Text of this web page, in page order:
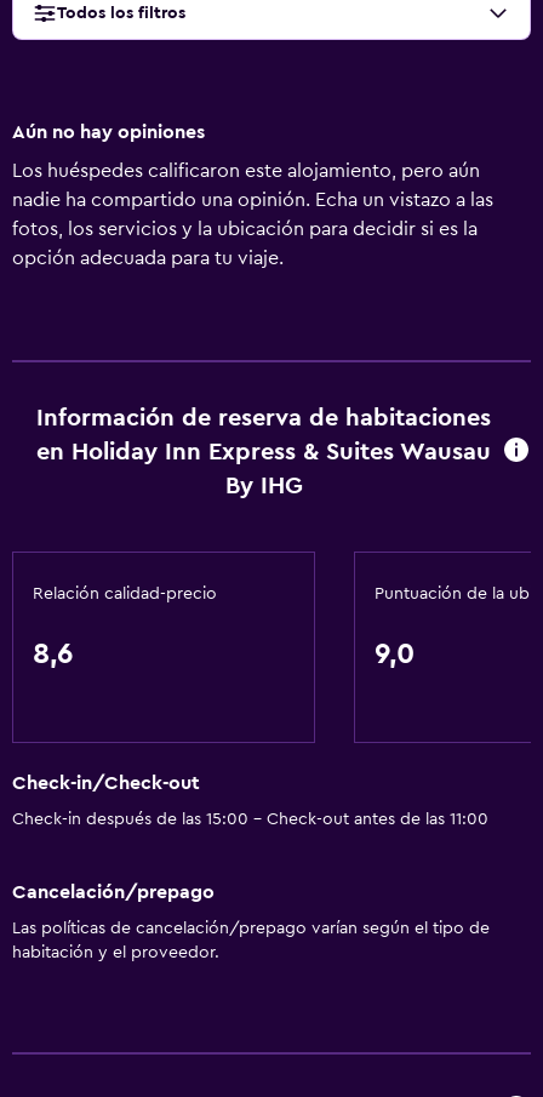
Todos los filtros
Aún no hay opiniones
Los huéspedes calificaron este alojamiento, pero aún
nadie ha compartido una opinión. Echa un vistazo a las
fotos, los servicios y la ubicación para decidir si es la
opción adecuada para tu viaje.
Información de reserva de habitaciones
en Holiday Inn Express & Suites Wausau
By IHG
Relación calidad-precio
8,6
Puntuación de la
9,0
Check-in/Check-out
Check-in después de las 15:00 - Check-out antes de las 11:00
Cancelación/prepago
Las políticas de cancelación/prepago varían según el tipo de
habitación y el proveedor.